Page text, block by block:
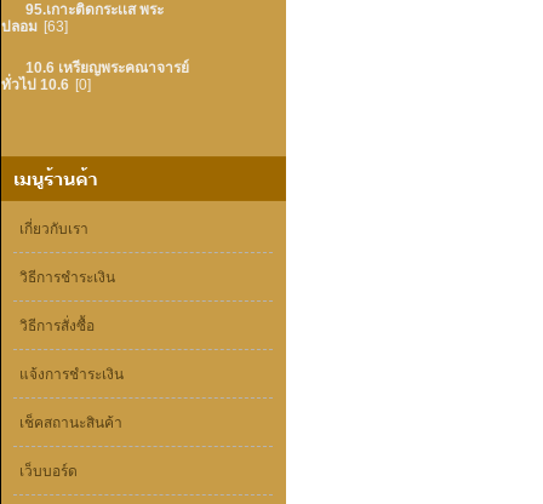
95.เกาะติดกระเเส พระ
ปลอม [63]
10.6 เหรียญพระคณาจารย์
ทั่วไป 10.6 [0]
เกี่ยวกับเรา
วิธีการชำระเงิน
วิธีการสั่งซื้อ
แจ้งการชำระเงิน
เช็คสถานะสินค้า
เว็บบอร์ด